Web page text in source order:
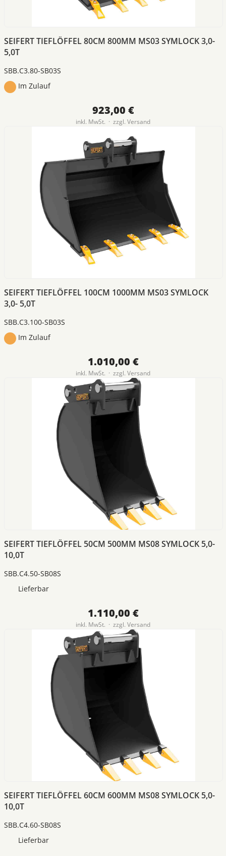
SEIFERT TIEFLÖFFEL 80CM 800MM MS03 SYMLOCK 3,0-
5,0T
SBB.C3.80-SB03S
Im Zulauf
923,00 €
inkl. MwSt. · zzgl. Versand
SEIFERT TIEFLÖFFEL 100CM 1000MM MS03 SYMLOCK
3,0- 5,0T
SBB.C3.100-SB03S
Im Zulauf
1.010,00 €
inkl. MwSt. · zzgl. Versand
SEIFERT TIEFLÖFFEL 50CM 500MM MS08 SYMLOCK 5,0-
10,0T
SBB.C4.50-SB08S
Lieferbar
1.110,00 €
inkl. MwSt. · zzgl. Versand
SEIFERT TIEFLÖFFEL 60CM 600MM MS08 SYMLOCK 5,0-
10,0T
SBB.C4.60-SB08S
Lieferbar